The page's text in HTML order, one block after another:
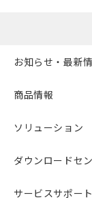
お知らせ・最新
商品情報
ソリューション
ダウンロードセ
サービスサポート